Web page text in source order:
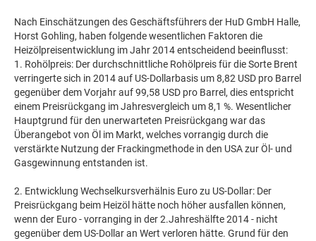
Nach Einschätzungen des Geschäftsführers der HuD GmbH Halle,
Horst Gohling, haben folgende wesentlichen Faktoren die
Heizölpreisentwicklung im Jahr 2014 entscheidend beeinflusst:
1. Rohölpreis: Der durchschnittliche Rohölpreis für die Sorte Brent
verringerte sich in 2014 auf US-Dollarbasis um 8,82 USD pro Barrel
gegenüber dem Vorjahr auf 99,58 USD pro Barrel, dies entspricht
einem Preisrückgang im Jahresvergleich um 8,1 %. Wesentlicher
Hauptgrund für den unerwarteten Preisrückgang war das
Überangebot von Öl im Markt, welches vorrangig durch die
verstärkte Nutzung der Frackingmethode in den USA zur Öl- und
Gasgewinnung entstanden ist.
2. Entwicklung Wechselkursverhälnis Euro zu US-Dollar: Der
Preisrückgang beim Heizöl hätte noch höher ausfallen können,
wenn der Euro - vorranging in der 2.Jahreshälfte 2014 - nicht
gegenüber dem US-Dollar an Wert verloren hätte. Grund für den